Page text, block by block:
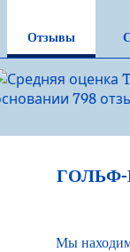
Отзывы
Мы